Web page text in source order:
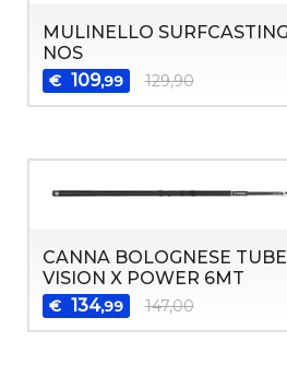
MULINELLO
NOS
€ 109,99 129,90
CANNA BOLOGNESE
VISION X POWER 6MT
€ 134,99 147,00